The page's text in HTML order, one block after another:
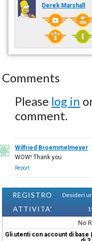
Derek Marshall
Comments
Please log in
comment.
Wilfried Broemmelmeyer
WOW! Thank you.
Report
REGISTRO
ATTIVITA'
Desideri
No
Gli utenti con account di